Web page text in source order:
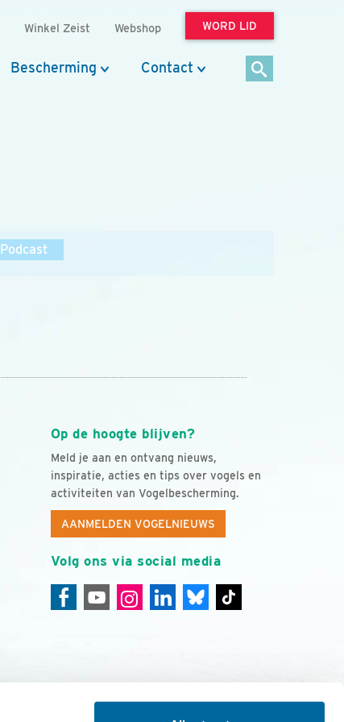
Winkel Zeist Webshop WORD LID
Bescherming Contact
Podcast
Op de hoogte blijven?
Meld je aan en ontvang nieuws,
inspiratie, acties en tips over vogels en
activiteiten van Vogelbescherming.
AANMELDEN VOGELNIEUWS
Volg ons via social media